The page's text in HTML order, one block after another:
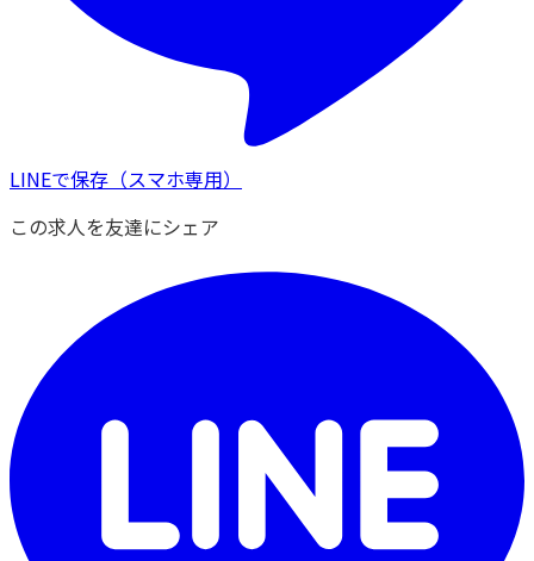
LINEで保存 （スマホ専用）
この求人を友達にシェア